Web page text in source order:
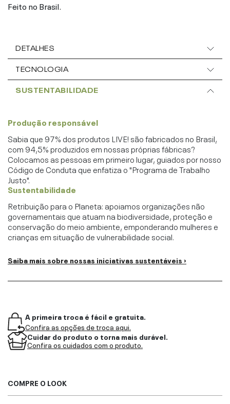
Feito no Brasil.
DETALHES
TECNOLOGIA
SUSTENTABILIDADE
Produção responsável
Sabia que 97% dos produtos LIVE! são fabricados no Brasil,
com 94,5% produzidos em nossas próprias fábricas?
Colocamos as pessoas em primeiro lugar, guiados por nosso
Código de Conduta que enfatiza o "Programa de Trabalho
Justo".
Sustentabilidade
Retribuição para o Planeta: apoiamos organizações não
governamentais que atuam na biodiversidade, proteção e
conservação do meio ambiente, emponderando mulheres e
crianças em situação de vulnerabilidade social.
Saiba mais sobre nossas iniciativas sustentáveis ›
A primeira troca é fácil e gratuita.
Confira as opções de troca aqui.
Cuidar do produto o torna mais durável.
Confira os cuidados com o produto.
COMPRE O LOOK